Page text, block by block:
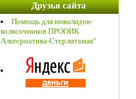
Друзья сайта
Помощь для инвалидов-
колясочников ПРООИК
Альтернатива-Стерлитамак"